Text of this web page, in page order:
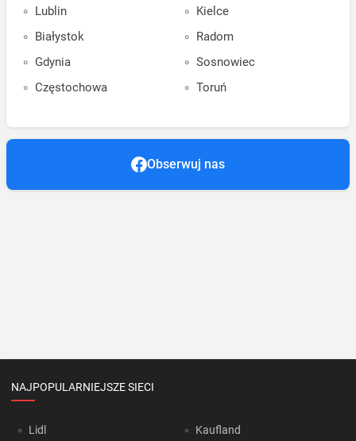
Lublin
Białystok
Gdynia
Częstochowa
Kielce
Radom
Sosnowiec
Toruń
Obserwuj nas
NAJPOPULARNIEJSZE SIECI
Lidl Kaufland